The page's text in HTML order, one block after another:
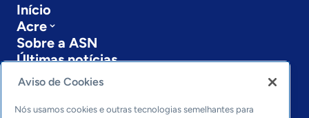
Início
Acre
Sobre a ASN
Últimas notícias
Entre em contato
Aviso de Cookies
Nós usamos cookies e outras tecnologias semelhantes para